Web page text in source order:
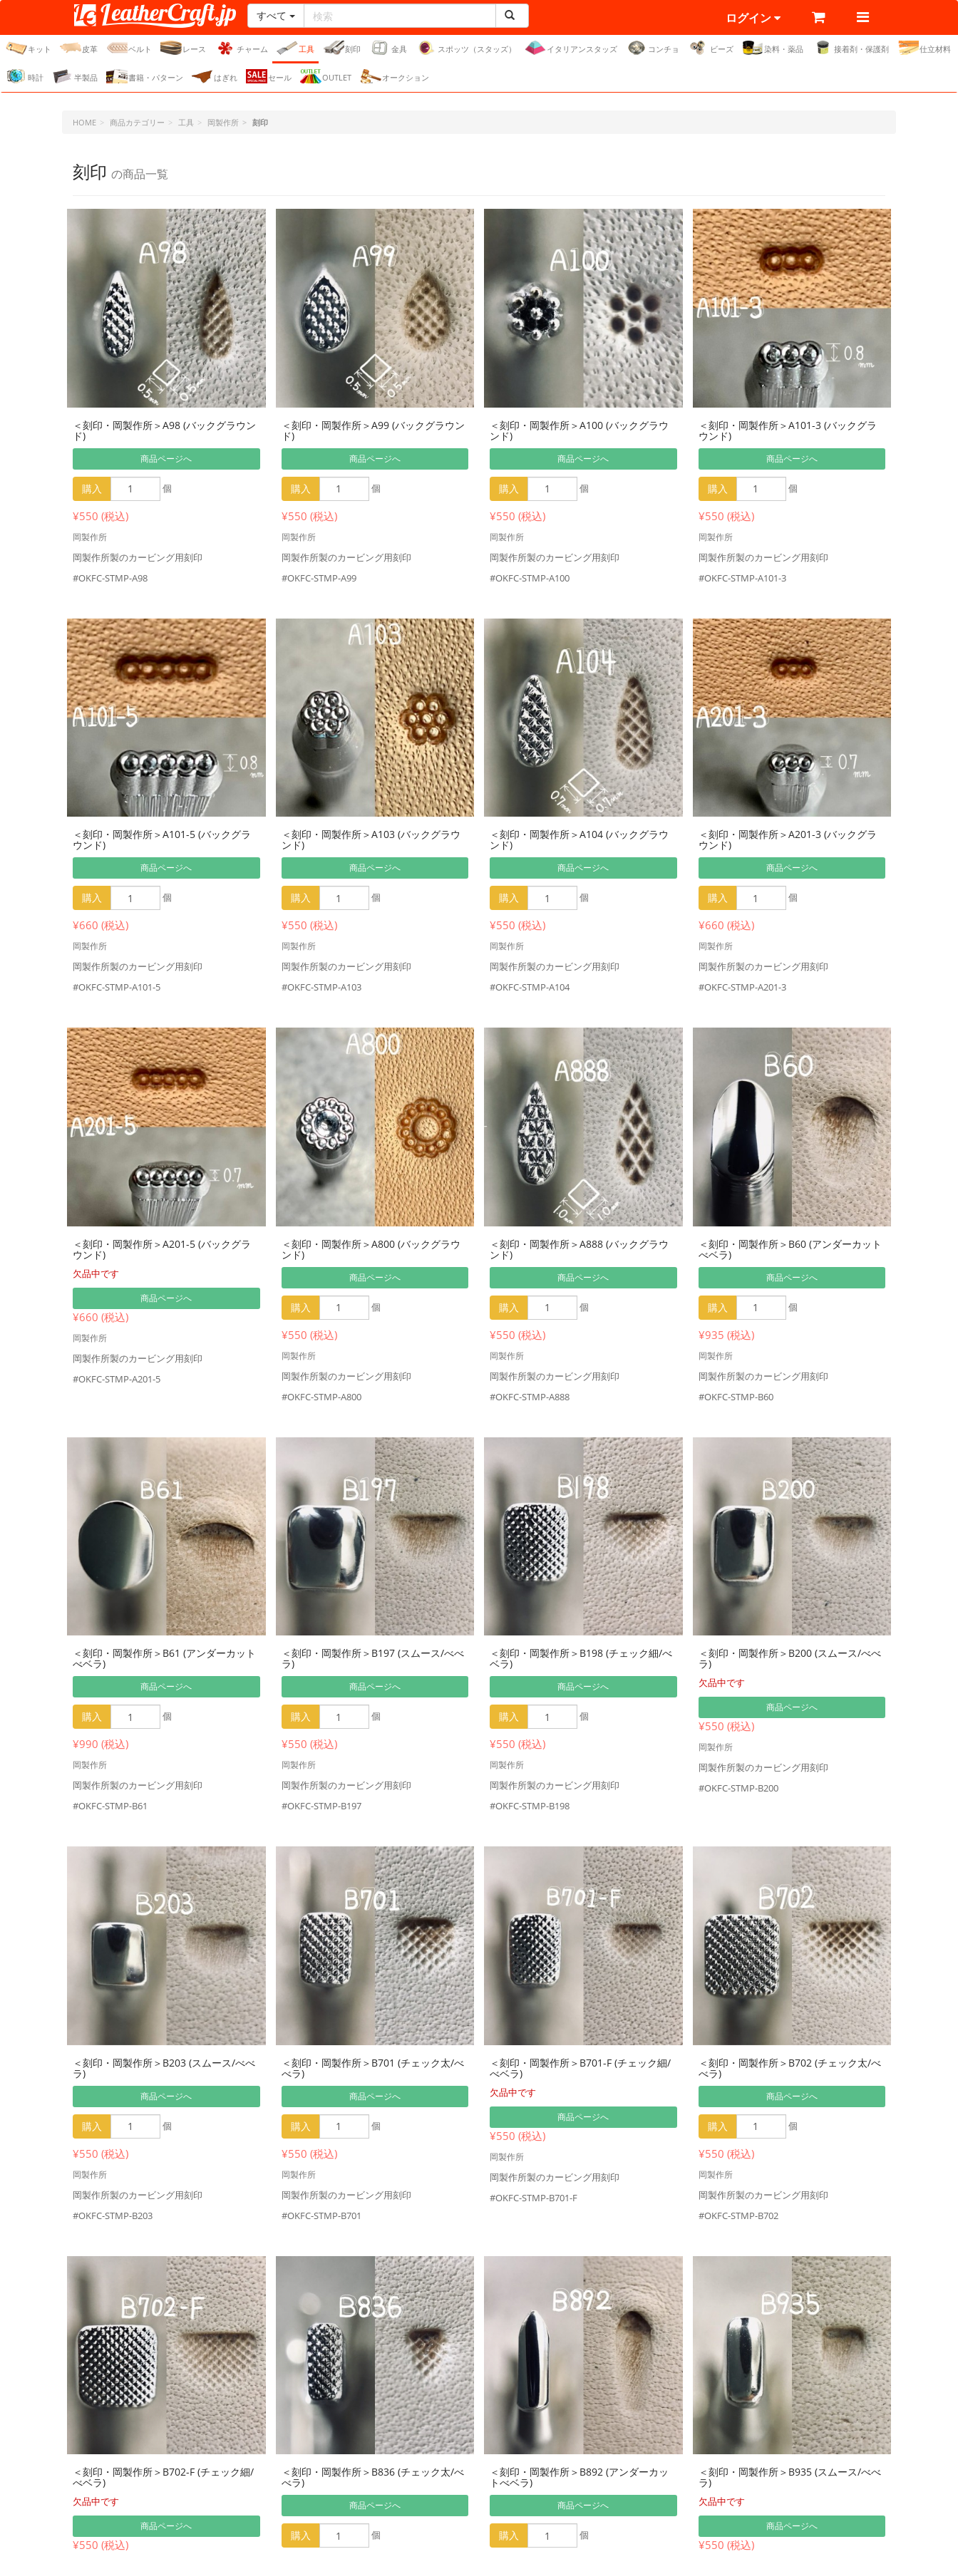
レザークラフト・ドット・
ジェーピー
すべて ログイン
キット 皮革 ベルト レース チャーム 工具 刻印 金具 スポッツ（スタッズ） イタリアンスタッズ コンチョ ビーズ 染料・薬品 接着剤・保護剤 仕立材料
時計 半製品 書籍・パターン はぎれ セール OUTLET オークション
HOME 商品カテゴリー 工具 岡製作所 刻印
刻印 の商品一覧
＜刻印・岡製作所＞A98 (バックグラウン
ド)
商品ページへ
購入 個
¥550 (税込)
岡製作所
岡製作所製のカービング用刻印
#OKFC-STMP-A98
＜刻印・岡製作所＞A99 (バックグラウン
ド)
商品ページへ
購入 個
¥550 (税込)
岡製作所
岡製作所製のカービング用刻印
#OKFC-STMP-A99
＜刻印・岡製作所＞A100 (バックグラウ
ンド)
商品ページへ
購入 個
¥550 (税込)
岡製作所
岡製作所製のカービング用刻印
#OKFC-STMP-A100
＜刻印・岡製作所＞A101-3 (バックグラ
ウンド)
商品ページへ
購入 個
¥550 (税込)
岡製作所
岡製作所製のカービング用刻印
#OKFC-STMP-A101-3
＜刻印・岡製作所＞A101-5 (バックグラ
ウンド)
商品ページへ
購入 個
¥660 (税込)
岡製作所
岡製作所製のカービング用刻印
#OKFC-STMP-A101-5
＜刻印・岡製作所＞A103 (バックグラウ
ンド)
商品ページへ
購入 個
¥550 (税込)
岡製作所
岡製作所製のカービング用刻印
#OKFC-STMP-A103
＜刻印・岡製作所＞A104 (バックグラウ
ンド)
商品ページへ
購入 個
¥550 (税込)
岡製作所
岡製作所製のカービング用刻印
#OKFC-STMP-A104
＜刻印・岡製作所＞A201-3 (バックグラ
ウンド)
商品ページへ
購入 個
¥660 (税込)
岡製作所
岡製作所製のカービング用刻印
#OKFC-STMP-A201-3
＜刻印・岡製作所＞A201-5 (バックグラ
ウンド)
欠品中です
商品ページへ
¥660 (税込)
岡製作所
岡製作所製のカービング用刻印
#OKFC-STMP-A201-5
＜刻印・岡製作所＞A800 (バックグラウ
ンド)
商品ページへ
購入 個
¥550 (税込)
岡製作所
岡製作所製のカービング用刻印
#OKFC-STMP-A800
＜刻印・岡製作所＞A888 (バックグラウ
ンド)
商品ページへ
購入 個
¥550 (税込)
岡製作所
岡製作所製のカービング用刻印
#OKFC-STMP-A888
＜刻印・岡製作所＞B60 (アンダーカット
べベラ)
商品ページへ
購入 個
¥935 (税込)
岡製作所
岡製作所製のカービング用刻印
#OKFC-STMP-B60
＜刻印・岡製作所＞B61 (アンダーカット
べベラ)
商品ページへ
購入 個
¥990 (税込)
岡製作所
岡製作所製のカービング用刻印
#OKFC-STMP-B61
＜刻印・岡製作所＞B197 (スムース/べべ
ラ)
商品ページへ
購入 個
¥550 (税込)
岡製作所
岡製作所製のカービング用刻印
#OKFC-STMP-B197
＜刻印・岡製作所＞B198 (チェック細/べ
ベラ)
商品ページへ
購入 個
¥550 (税込)
岡製作所
岡製作所製のカービング用刻印
#OKFC-STMP-B198
＜刻印・岡製作所＞B200 (スムース/べべ
ラ)
欠品中です
商品ページへ
¥550 (税込)
岡製作所
岡製作所製のカービング用刻印
#OKFC-STMP-B200
＜刻印・岡製作所＞B203 (スムース/べべ
ラ)
商品ページへ
購入 個
¥550 (税込)
岡製作所
岡製作所製のカービング用刻印
#OKFC-STMP-B203
＜刻印・岡製作所＞B701 (チェック太/べ
べラ)
商品ページへ
購入 個
¥550 (税込)
岡製作所
岡製作所製のカービング用刻印
#OKFC-STMP-B701
＜刻印・岡製作所＞B701-F (チェック細/
べベラ)
欠品中です
商品ページへ
¥550 (税込)
岡製作所
岡製作所製のカービング用刻印
#OKFC-STMP-B701-F
＜刻印・岡製作所＞B702 (チェック太/べ
べラ)
商品ページへ
購入 個
¥550 (税込)
岡製作所
岡製作所製のカービング用刻印
#OKFC-STMP-B702
＜刻印・岡製作所＞B702-F (チェック細/
べベラ)
欠品中です
商品ページへ
¥550 (税込)
＜刻印・岡製作所＞B836 (チェック太/べ
べラ)
商品ページへ
購入 個
＜刻印・岡製作所＞B892 (アンダーカッ
トべベラ)
商品ページへ
購入 個
＜刻印・岡製作所＞B935 (スムース/べべ
ラ)
欠品中です
商品ページへ
¥550 (税込)